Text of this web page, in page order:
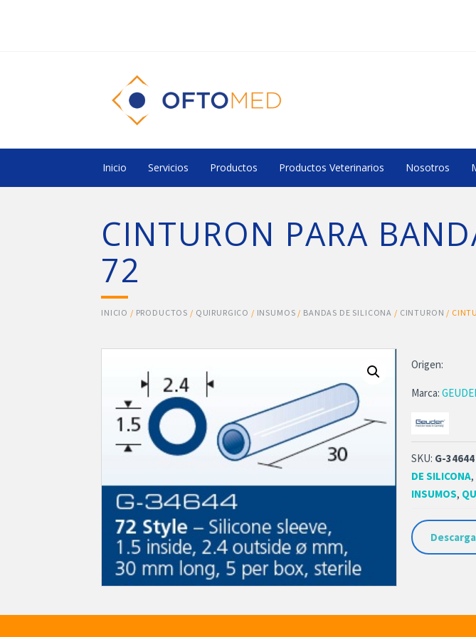
Inicio Servicios Productos Productos Veterinarios Nosotros
CINTURON PARA
72
INICIO / PRODUCTOS / QUIRURGICO / INSUMOS / BANDAS DE SILICONA / CINTURON /
Origen:
Marca:
SKU: G-34644
DE SILICONA,
INSUMOS,